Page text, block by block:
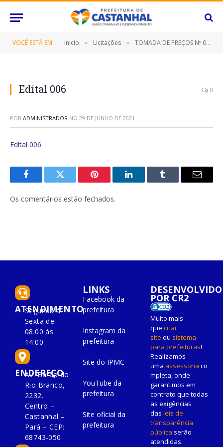
VOCÊ ESTÁ EM: Inicio » Licitações » TOMADA DE PREÇOS Nº 006/2021 (Contratação de empresa especializada para construção de passarela metálica na Comunidade Campos Lindos, neste município de Castanhal/PA)
Edital 006 0
POR ADMINISTRADOR NO 29 DE JUNHO DE 2021
Edital 006
FacebookTwitter Pinterest O
Tumblr
E-
Os comentários estão fechados.
ATENDIMENTO
Segunda à
Sexta de
08:00 às
14:00
ENDEREÇO
Av. Barão do
Rio Branco,
2232.
Centro –
Castanhal –
Pará – CEP:
68743-050
LINKS
Facebook da
prefeitura
Instagram da
prefeitura
Site do IPMC
YouTube da
prefeitura
Site oficial da
prefeitura
DESENVOLVIDO
POR CR2
Muito mais
que criar
site ou sistema
para prefeituras!
Realizamos
uma assessoria co
mpleta, onde
garantimos em
contrato que todas
as exigências
das leis de
transparência
pública serão
atendidas.